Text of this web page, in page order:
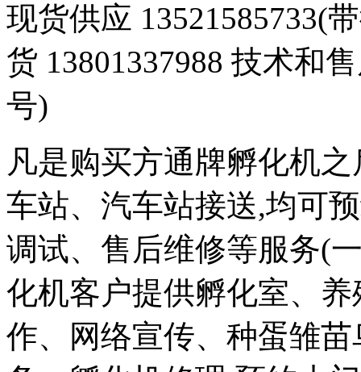
现货供应 13521585733(
货 13801337988 技术和
号)
凡是购买方通牌孵化机
车站、汽车站接送,均可
调试、售后维修等服务(
化机客户提供孵化室、
作、网络宣传、种蛋雏